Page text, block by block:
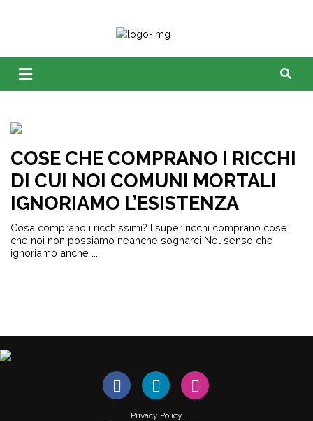
COSE CHE COMPRANO I RICCHI
DI CUI NOI COMUNI MORTALI
IGNORIAMO L’ESISTENZA
Cosa comprano i ricchissimi? I super ricchi comprano cose
che noi non possiamo neanche sognarci Nel senso che
ignoriamo anche ...
Privacy Policy